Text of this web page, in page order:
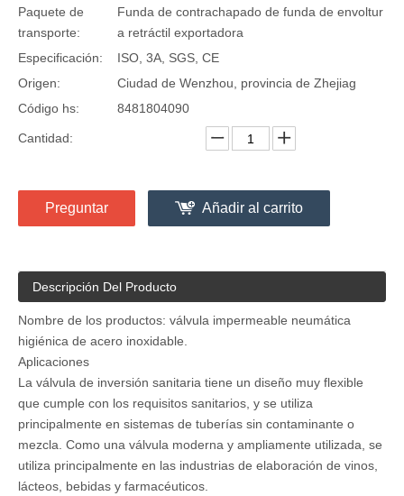
Paquete de
transporte:
Funda de contrachapado de funda de envoltur
a retráctil exportadora
Especificación:
ISO, 3A, SGS, CE
Origen:
Ciudad de Wenzhou, provincia de Zhejiag
Código hs:
8481804090
Cantidad:
Preguntar Añadir al carrito
Descripción Del Producto
Nombre de los productos: válvula impermeable neumática
higiénica de acero inoxidable.
Aplicaciones
La válvula de inversión sanitaria tiene un diseño muy flexible
que cumple con los requisitos sanitarios, y se utiliza
principalmente en sistemas de tuberías sin contaminante o
mezcla. Como una válvula moderna y ampliamente utilizada, se
utiliza principalmente en las industrias de elaboración de vinos,
lácteos, bebidas y farmacéuticos.